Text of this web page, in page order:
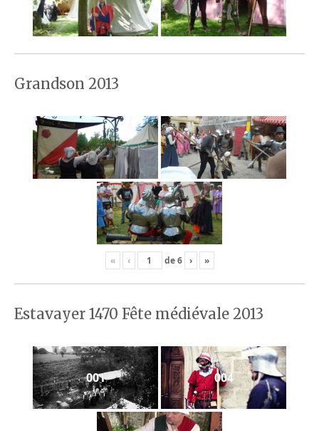
Grandson 2013
« ‹ de6 › »
Estavayer 1470 Fête médiévale 2013
001 004